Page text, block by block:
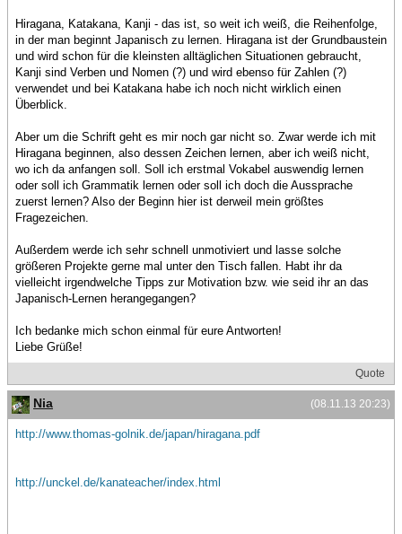
Hiragana, Katakana, Kanji - das ist, so weit ich weiß, die Reihenfolge,
in der man beginnt Japanisch zu lernen. Hiragana ist der Grundbaustein
und wird schon für die kleinsten alltäglichen Situationen gebraucht,
Kanji sind Verben und Nomen (?) und wird ebenso für Zahlen (?)
verwendet und bei Katakana habe ich noch nicht wirklich einen
Überblick.
Aber um die Schrift geht es mir noch gar nicht so. Zwar werde ich mit
Hiragana beginnen, also dessen Zeichen lernen, aber ich weiß nicht,
wo ich da anfangen soll. Soll ich erstmal Vokabel auswendig lernen
oder soll ich Grammatik lernen oder soll ich doch die Aussprache
zuerst lernen? Also der Beginn hier ist derweil mein größtes
Fragezeichen.
Außerdem werde ich sehr schnell unmotiviert und lasse solche
größeren Projekte gerne mal unter den Tisch fallen. Habt ihr da
vielleicht irgendwelche Tipps zur Motivation bzw. wie seid ihr an das
Japanisch-Lernen herangegangen?
Ich bedanke mich schon einmal für eure Antworten!
Liebe Grüße!
Quote
(08.11.13 20:23)
Nia
http://www.thomas-golnik.de/japan/hiragana.pdf
http://unckel.de/kanateacher/index.html